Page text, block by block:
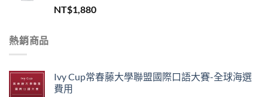
NT$1,880
熱銷商品
Ivy Cup常春藤大學聯盟國際口語大賽-全球海選
費用